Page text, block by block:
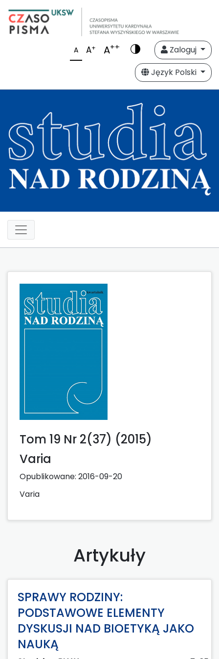
A A+ A++
Zaloguj
Język Polski
Tom 19 Nr 2(37) (2015)
Varia
Opublikowane: 2016-09-20
Varia
Artykuły
SPRAWY RODZINY:
PODSTAWOWE ELEMENTY
DYSKUSJI NAD BIOETYKĄ JAKO
NAUKĄ